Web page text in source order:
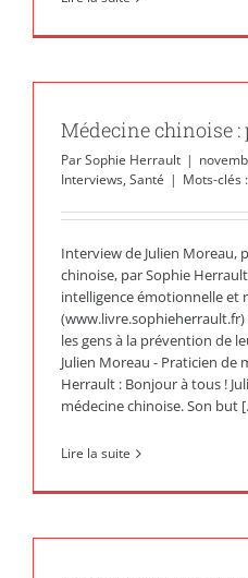
Médecine chinoise :
ParSophie Herrault |
Interviews, Santé | Mots-clés :
Interview de Julien Moreau,
chinoise, par Sophie
intelligence émotionnelle et
(www.livre.sophieherrault.fr)
les gens à la prévention de
Julien Moreau - Praticien de
Herrault : Bonjour à tous !
médecine chinoise. Son but
Lire la suite